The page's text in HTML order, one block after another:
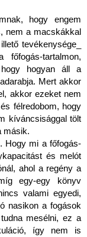
hogy engem
nem a macskákkal
tevékenysége_
tartalmon,
hogyan áll a
Mert akkor
akkor ezeket nem
félredobom, hogy
kíváncsisággal tölt
másik.
Hogy mi a főfogás-
és melót
ahol a regény a
egy-egy könyv
valami egyedi,
nasikon a fogások
mesélni, ez a
így nem is